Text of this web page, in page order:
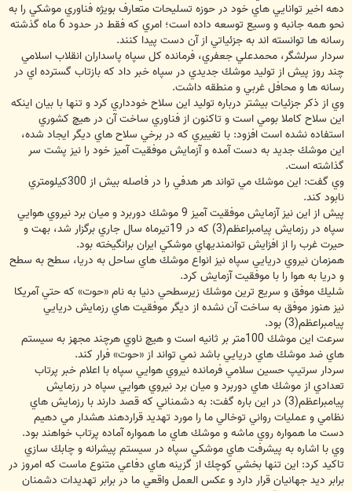
دهه اخير توانايي هاي خود در حوزه تسليحات متعارف بويژه فناوري موشكي را به
نحو همه جانبه و وسيع توسعه داده است؛ امري كه فقط در حدود 6 ماه گذشته
رسانه ها توانسته اند به جزئياتي از آن دست پيدا كنند.
سردار سرلشگر، محمدعلي جعفري، فرمانده كل سپاه پاسداران انقلاب اسلامي
چند روز پيش از توليد موشك جديدي در سپاه خبر داد كه بازتاب گسترده اي در
رسانه ها و محافل غربي و منطقه داشت.
وي از ذكر جزئيات بيشتر درباره توليد اين سلاح خودداري كرد و تنها با بيان اينكه
اين سلاح كاملا بومي است و تاكنون از فناوري ساخت آن در هيچ كشوري
استفاده نشده است افزود: با تغييري كه در برخي سلاح هاي ديگر ايجاد شده،
اين موشك جديد به دست آمده و آزمايش موفقيت آميز خود را نيز پشت سر
گذاشته است.
وي گفت: اين موشك مي تواند هر هدفي را در فاصله بيش از 300كيلومتري
نابود كند.
پيش از اين نيز آزمايش موفقيت آميز 9 موشك دوربرد و ميان برد نيروي هوايي
سپاه در رزمايش پيامبراعظم(3) كه در 19تيرماه سال جاري برگزار شد، بهت و
حيرت غرب را از افزايش توانمنديهاي موشكي ايران برانگيخته بود.
همزمان نيروي دريايي سپاه نيز انواع موشك هاي ساحل به دريا، سطح به سطح
و دريا به هوا را با موفقيت آزمايش كرد.
شليك موفق و سريع ترين موشك زيرسطحي دنيا به نام «حوت» كه حتي آمريكا
نيز هنوز موفق به ساخت آن نشده از ديگر موفقيت هاي رزمايش دريايي
پيامبراعظم(3) بود.
سرعت اين موشك 100متر بر ثانيه است و هيچ ناوي هرچند مجهز به سيستم
هاي ضد موشك هاي دريايي باشد نمي تواند از «حوت» فرار كند.
سردار سرتيپ حسين سلامي فرمانده نيروي هوايي سپاه با اعلام خبر پرتاب
تعدادي از موشك هاي دوربرد و ميان برد نيروي هوايي سپاه در رزمايش
پيامبراعظم(3) در اين باره گفت: به دشمناني كه قصد دارند با رزمايش هاي
نظامي و عمليات رواني توخالي ما را مورد تهديد قراردهند هشدار مي دهيم
دست ما همواره روي ماشه و موشك هاي ما همواره آماده پرتاب خواهند بود.
وي با اشاره به پيشرفت هاي موشكي سپاه در سيستم پيشرانه و چابك سازي
تاكيد كرد: اين تنها بخشي كوچك از گزينه هاي دفاعي متنوع ماست كه امروز در
برابر ديد جهانيان قرار دارد و عكس العمل واقعي ما در برابر تهديدات دشمنان